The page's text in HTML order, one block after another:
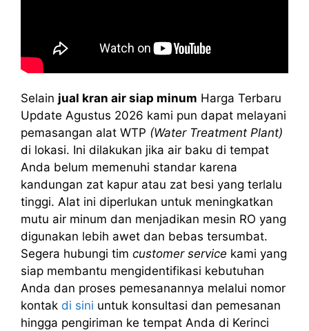
Selain jual kran air siap minum Harga Terbaru
Update Agustus 2026 kami pun dapat melayani
pemasangan alat WTP (Water Treatment Plant)
di lokasi. Ini dilakukan jika air baku di tempat
Anda belum memenuhi standar karena
kandungan zat kapur atau zat besi yang terlalu
tinggi. Alat ini diperlukan untuk meningkatkan
mutu air minum dan menjadikan mesin RO yang
digunakan lebih awet dan bebas tersumbat.
Segera hubungi tim customer service kami yang
siap membantu mengidentifikasi kebutuhan
Anda dan proses pemesanannya melalui nomor
kontak di sini untuk konsultasi dan pemesanan
hingga pengiriman ke tempat Anda di Kerinci